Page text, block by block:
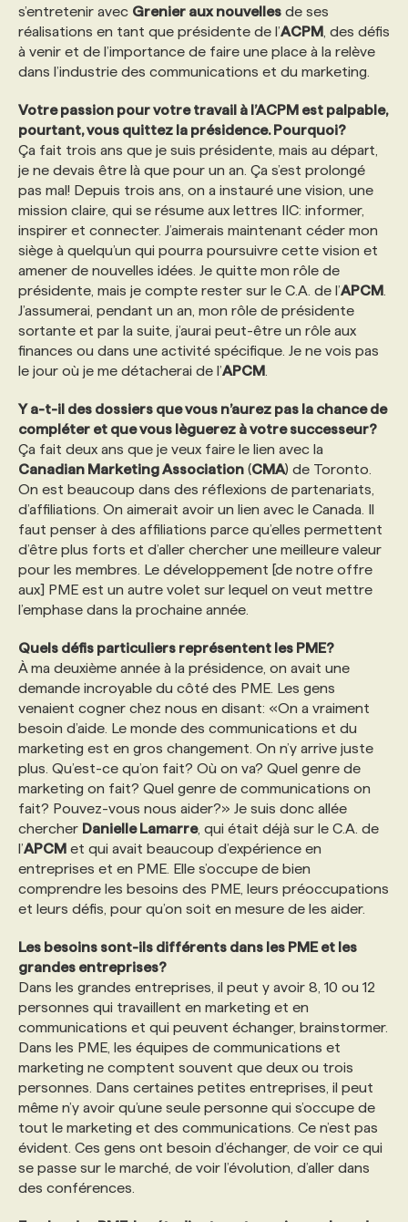
PROGRAMMES DE SUBVENTIONS
ANNONCEZ AVEC NOUS
s’entretenir avec Grenier aux nouvelles de ses
réalisations en tant que présidente de l’ACPM , des défis
à venir et de l’importance de faire une place à la relève
dans l’industrie des communications et du marketing.
Votre passion pour votre travail à l’ACPM est palpable,
pourtant, vous quittez la présidence. Pourquoi?
Ça fait trois ans que je suis présidente, mais au départ,
je ne devais être là que pour un an. Ça s’est prolongé
pas mal! Depuis trois ans, on a instauré une vision, une
mission claire, qui se résume aux lettres IIC: informer,
inspirer et connecter. J’aimerais maintenant céder mon
siège à quelqu’un qui pourra poursuivre cette vision et
amener de nouvelles idées. Je quitte mon rôle de
présidente, mais je compte rester sur le C.A. de l’APCM
J’assumerai, pendant un an, mon rôle de présidente
sortante et par la suite, j’aurai peut-être un rôle aux
finances ou dans une activité spécifique. Je ne vois pas
le jour où je me détacherai de l’APCM
Y a-t-il des dossiers que vous n’aurez pas la chance de
compléter et que vous lèguerez à votre successeur?
Ça fait deux ans que je veux faire le lien avec la
Canadian Marketing Association (CMA) de Toronto.
On est beaucoup dans des réflexions de partenariats,
d’affiliations. On aimerait avoir un lien avec le Canada. Il
faut penser à des affiliations parce qu’elles permettent
d’être plus forts et d’aller chercher une meilleure valeur
pour les membres. Le développement [de notre offre
aux] PME est un autre volet sur lequel on veut mettre
l’emphase dans la prochaine année.
Quels défis particuliers représentent les PME?
À ma deuxième année à la présidence, on avait une
demande incroyable du côté des PME. Les gens
venaient cogner chez nous en disant: «On a vraiment
besoin d’aide. Le monde des communications et du
marketing est en gros changement. On n’y arrive juste
plus. Qu’est-ce qu’on fait? Où on va? Quel genre de
marketing on fait? Quel genre de communications on
fait? Pouvez-vous nous aider?» Je suis donc allée
chercher Danielle Lamarre, qui était déjà sur le C.A. de
l’APCM et qui avait beaucoup d’expérience en
entreprises et en PME. Elle s’occupe de bien
comprendre les besoins des PME, leurs préoccupations
et leurs défis, pour qu’on soit en mesure de les aider.
Les besoins sont-ils différents dans les PME et les
grandes entreprises?
Dans les grandes entreprises, il peut y avoir 8, 10 ou 12
personnes qui travaillent en marketing et en
communications et qui peuvent échanger, brainstormer.
Dans les PME, les équipes de communications et
marketing ne comptent souvent que deux ou trois
personnes. Dans certaines petites entreprises, il peut
même n’y avoir qu’une seule personne qui s’occupe de
tout le marketing et des communications. Ce n’est pas
évident. Ces gens ont besoin d’échanger, de voir ce qui
se passe sur le marché, de voir l’évolution, d’aller dans
des conférences.